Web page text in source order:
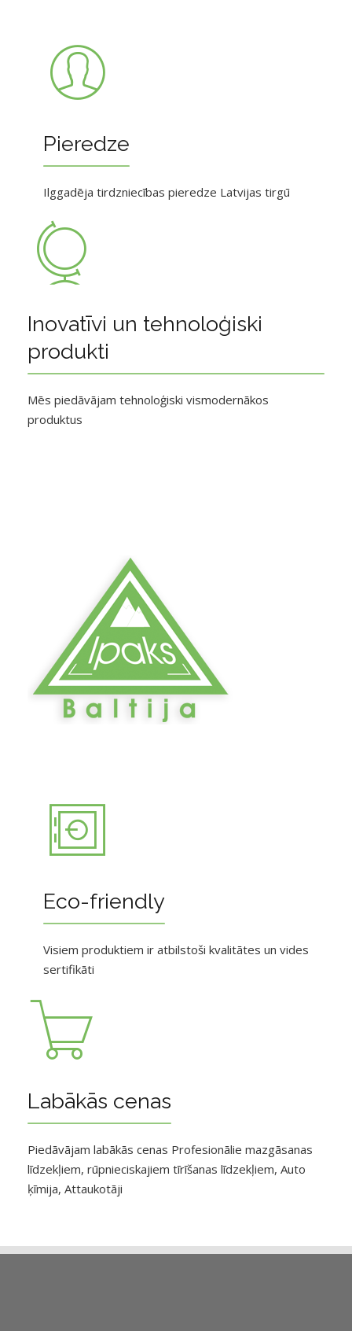
Pieredze
Ilggadēja tirdzniecības pieredze Latvijas tirgū
Inovatīvi un tehnoloģiski
produkti
Mēs piedāvājam tehnoloģiski vismodernākos
produktus
Eco-friendly
Visiem produktiem ir atbilstoši kvalitātes un vides
sertifikāti
Labākās cenas
Piedāvājam labākās cenas Profesionālie mazgāsanas
līdzekļiem, rūpnieciskajiem tīrīšanas līdzekļiem, Auto
ķīmija, Attaukotāji